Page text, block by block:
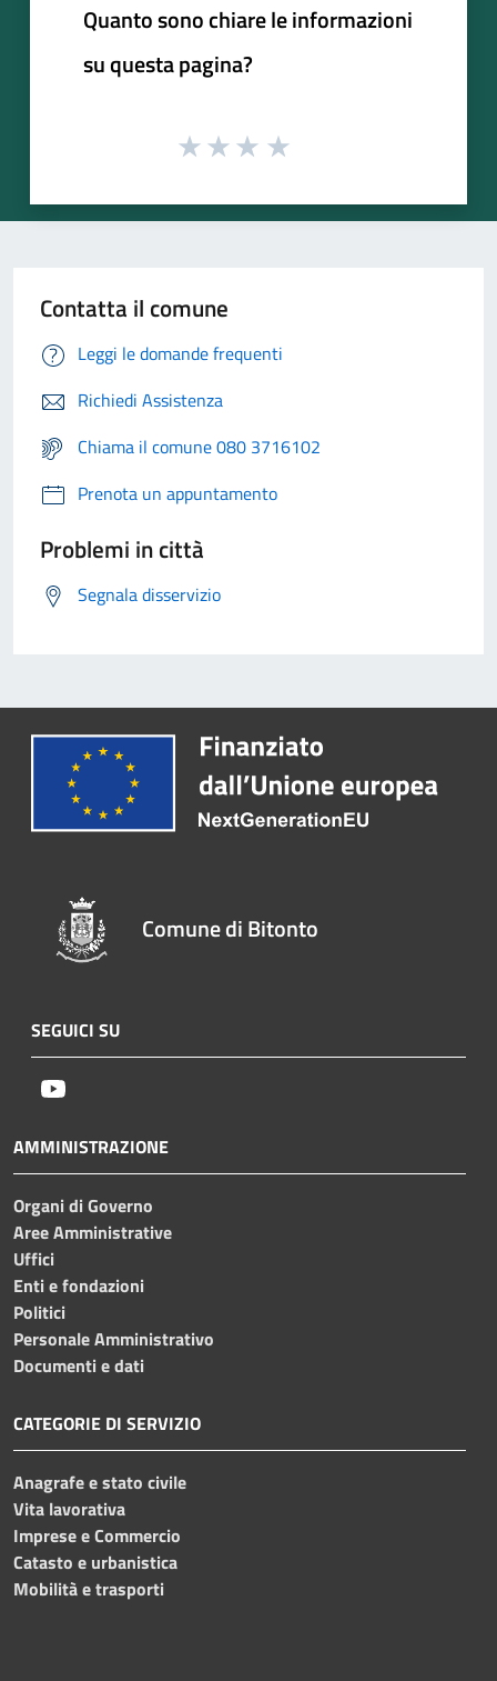
Quanto sono chiare le informazioni
su questa pagina?
Contatta il comune
Leggi le domande frequenti
Richiedi Assistenza
Chiama il comune 080 3716102
Prenota un appuntamento
Problemi in città
Segnala disservizio
Comune di Bitonto
SEGUICI SU
AMMINISTRAZIONE
Organi di Governo
Aree Amministrative
Uffici
Enti e fondazioni
Politici
Personale Amministrativo
Documenti e dati
CATEGORIE DI SERVIZIO
Anagrafe e stato civile
Vita lavorativa
Imprese e Commercio
Catasto e urbanistica
Mobilità e trasporti